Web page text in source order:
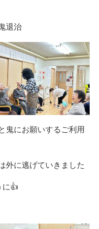
退治
鬼にお願いするご利用
に逃げていきました
に👍